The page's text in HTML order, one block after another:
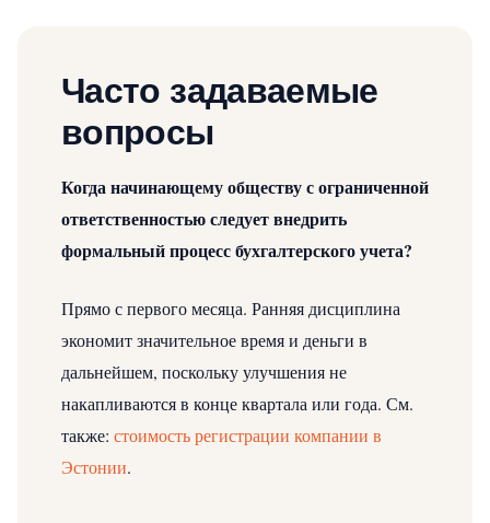
Часто задаваемые
вопросы
Когда начинающему обществу с ограниченной
ответственностью следует внедрить
формальный процесс бухгалтерского учета?
Прямо с первого месяца. Ранняя дисциплина
экономит значительное время и деньги в
дальнейшем, поскольку улучшения не
накапливаются в конце квартала или года. См.
также: стоимость регистрации компании в
Эстонии.